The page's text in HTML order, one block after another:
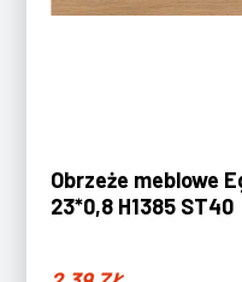
Obrzeże meblowe
23*0,8 H1385 ST40